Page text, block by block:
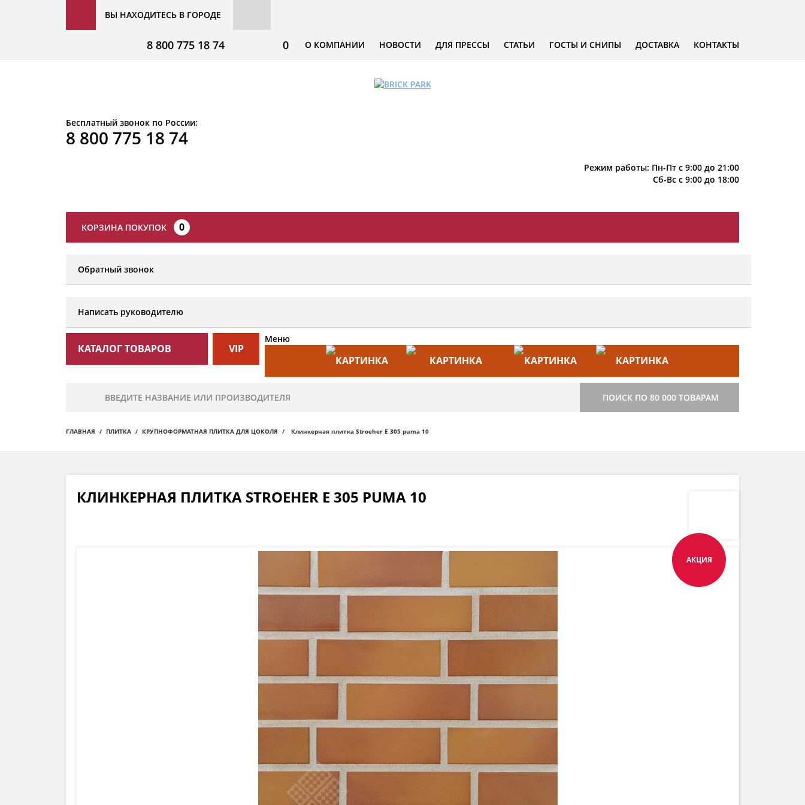
ВЫ НАХОДИТЕСЬ В ГОРОДЕ
О КОМПАНИИ НОВОСТИ ДЛЯ ПРЕССЫ СТАТЬИ ГОСТЫ И СНИПЫ ДОСТАВКА КОНТАКТЫ
0
8 800 775 18 74
Бесплатный звонок по России:
8 800 775 18 74
Режим работы: Пн-Пт с 9:00 до 21:00
Сб-Вс с 9:00 до 18:00
КОРЗИНА ПОКУПОК 0
Обратный звонок
Написать руководителю
КАТАЛОГ ТОВАРОВ VIP
Меню
СТРОИТЕЛЬСТВО
ПОИСК ПО 80 000 ТОВАРАМ
ГЛАВНАЯ ПЛИТКА КРУПНОФОРМАТНАЯ ПЛИТКА ДЛЯ ЦОКОЛЯ Клинкерная плитка Stroeher E 305 puma 10
КЛИНКЕРНАЯ ПЛИТКА STROEHER E 305 PUMA 10
АКЦИЯ